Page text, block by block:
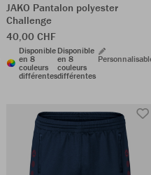
JAKO Pantalon polyester
Challenge
40,00 CHF
Disponible
en 8
couleurs
différentes
Disponible
en 8
couleurs
différentes